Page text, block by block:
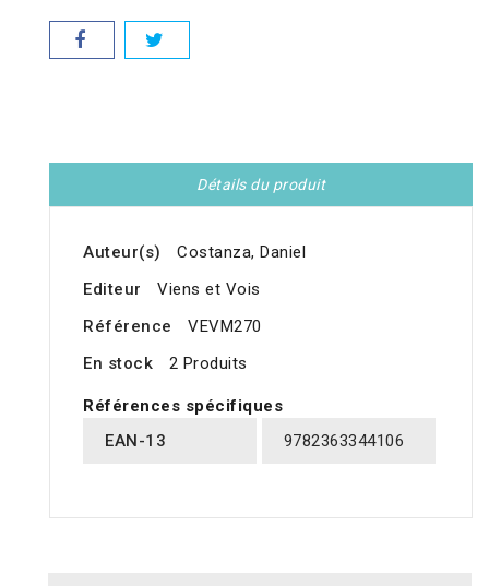
Détails du produit
Auteur(s)
Costanza, Daniel
Editeur
Viens et Vois
Référence
VEVM270
En stock
2 Produits
Références spécifiques
EAN-13
9782363344106